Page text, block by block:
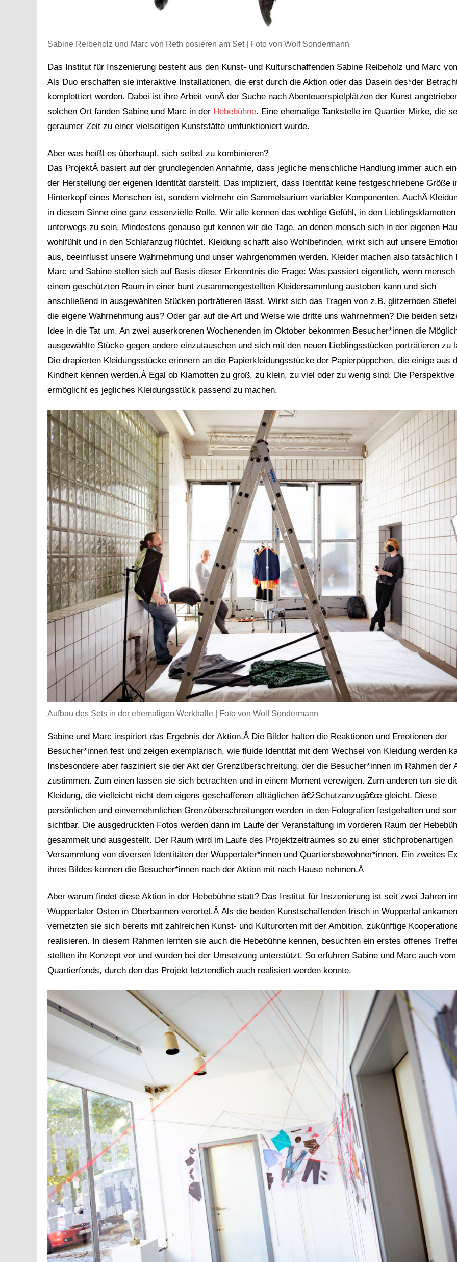
Sabine Reibeholz und Marc von Reth posieren am Set | Foto von Wolf Sondermann
Das Institut für Inszenierung besteht aus den Kunst- und Kulturschaffenden Sabine Reibeholz und Marc
Als Duo erschaffen sie interaktive Installationen, die erst durch die Aktion oder das Dasein des*der
komplettiert werden. Dabei ist ihre Arbeit vonÂ der Suche nach Abenteuerspielplätzen der Kunst
solchen Ort fanden Sabine und Marc in der Hebebühne. Eine ehemalige Tankstelle im Quartier Mirke, die
geraumer Zeit zu einer vielseitigen Kunststätte umfunktioniert wurde.
Aber was heißt es überhaupt, sich selbst zu kombinieren?
Das ProjektÂ basiert auf der grundlegenden Annahme, dass jegliche menschliche Handlung immer auch
der Herstellung der eigenen Identität darstellt. Das impliziert, dass Identität keine festgeschriebene Größe
Hinterkopf eines Menschen ist, sondern vielmehr ein Sammelsurium variabler Komponenten. AuchÂ
in diesem Sinne eine ganz essenzielle Rolle. Wir alle kennen das wohlige Gefühl, in den Lieblingsklamotten
unterwegs zu sein. Mindestens genauso gut kennen wir die Tage, an denen mensch sich in der eigenen
wohlfühlt und in den Schlafanzug flüchtet. Kleidung schafft also Wohlbefinden, wirkt sich auf unsere
aus, beeinflusst unsere Wahrnehmung und unser wahrgenommen werden. Kleider machen also tatsächlich
Marc und Sabine stellen sich auf Basis dieser Erkenntnis die Frage: Was passiert eigentlich, wenn
einem geschützten Raum in einer bunt zusammengestellten Kleidersammlung austoben kann und sich
anschließend in ausgewählten Stücken porträtieren lässt. Wirkt sich das Tragen von z.B. glitzernden
die eigene Wahrnehmung aus? Oder gar auf die Art und Weise wie dritte uns wahrnehmen? Die beiden
Idee in die Tat um. An zwei auserkorenen Wochenenden im Oktober bekommen Besucher*innen die
ausgewählte Stücke gegen andere einzutauschen und sich mit den neuen Lieblingsstücken porträtieren zu
Die drapierten Kleidungsstücke erinnern an die Papierkleidungsstücke der Papierpüppchen, die einige aus
Kindheit kennen werden.Â Egal ob Klamotten zu groß, zu klein, zu viel oder zu wenig sind. Die Perspektive
ermöglicht es jegliches Kleidungsstück passend zu machen.
Aufbau des Sets in der ehemaligen Werkhalle | Foto von Wolf Sondermann
Sabine und Marc inspiriert das Ergebnis der Aktion.Â Die Bilder halten die Reaktionen und Emotionen der
Besucher*innen fest und zeigen exemplarisch, wie fluide Identität mit dem Wechsel von Kleidung werden
Insbesondere aber fasziniert sie der Akt der Grenzüberschreitung, der die Besucher*innen im Rahmen der
zustimmen. Zum einen lassen sie sich betrachten und in einem Moment verewigen. Zum anderen tun sie
Kleidung, die vielleicht nicht dem eigens geschaffenen alltäglichen â€žSchutzanzugâ€œ gleicht. Diese
persönlichen und einvernehmlichen Grenzüberschreitungen werden in den Fotografien festgehalten und
sichtbar. Die ausgedruckten Fotos werden dann im Laufe der Veranstaltung im vorderen Raum der
gesammelt und ausgestellt. Der Raum wird im Laufe des Projektzeitraumes so zu einer stichprobenartigen
Versammlung von diversen Identitäten der Wuppertaler*innen und Quartiersbewohner*innen. Ein zweites
ihres Bildes können die Besucher*innen nach der Aktion mit nach Hause nehmen.Â
Aber warum findet diese Aktion in der Hebebühne statt? Das Institut für Inszenierung ist seit zwei Jahren
Wuppertaler Osten in Oberbarmen verortet.Â Als die beiden Kunstschaffenden frisch in Wuppertal
vernetzten sie sich bereits mit zahlreichen Kunst- und Kulturorten mit der Ambition, zukünftige
realisieren. In diesem Rahmen lernten sie auch die Hebebühne kennen, besuchten ein erstes offenes
stellten ihr Konzept vor und wurden bei der Umsetzung unterstützt. So erfuhren Sabine und Marc auch vom
Quartierfonds, durch den das Projekt letztendlich auch realisiert werden konnte.